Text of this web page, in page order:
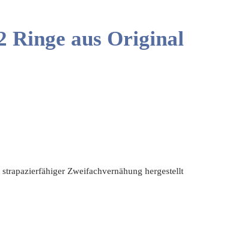
Ringe aus Original
Zweifachvernähung hergestellt